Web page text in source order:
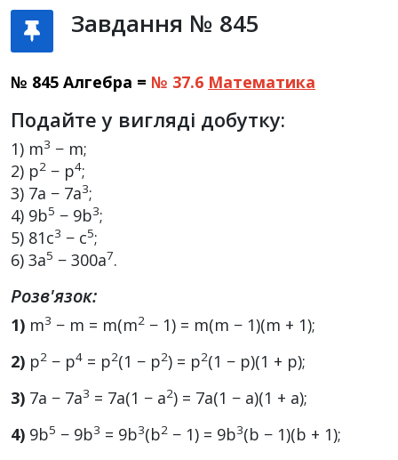
Завдання № 845
№ 845 Алгебра = № 37.6 Математика
Подайте у вигляді добутку:
1) m3 − m;
2) p2 − p4;
3) 7a − 7a3;
4) 9b5 − 9b3;
5) 81c3 − c5;
6) 3a5 − 300a7.
Розв'язок:
1) m3 − m = m(m2 − 1) = m(m − 1)(m + 1);
2) p2 − p4 = p2(1 − p2) = p2(1 − p)(1 + p);
3) 7a − 7a3 = 7a(1 − a2) = 7a(1 − a)(1 + a);
4) 9b5 − 9b3 = 9b3(b2 − 1) = 9b3(b − 1)(b + 1);